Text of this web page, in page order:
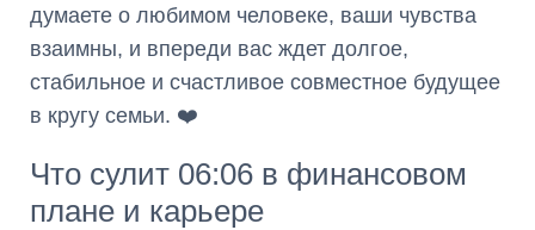
думаете о любимом человеке, ваши чувства
взаимны, и впереди вас ждет долгое,
стабильное и счастливое совместное будущее
в кругу семьи. ❤️
Что сулит 06:06 в финансовом
плане и карьере